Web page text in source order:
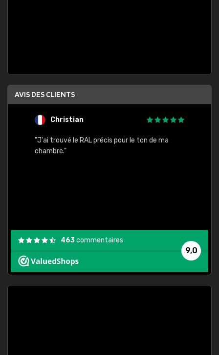
AVIS DES CLIENTS
Christian
"J'ai trouvé le RAL précis pour le ton de ma
chambre."
9,0
463commentaires